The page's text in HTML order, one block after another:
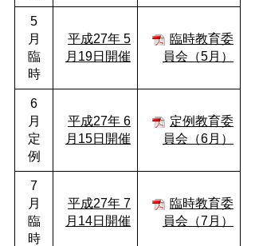
5
月
臨
時
平成27年 5
月19日開催
臨時教育委
員会（5月）
6
月
定
例
平成27年 6
月15日開催
定例教育委
員会（6月）
7
月
臨
時
平成27年 7
月14日開催
臨時教育委
員会（7月）